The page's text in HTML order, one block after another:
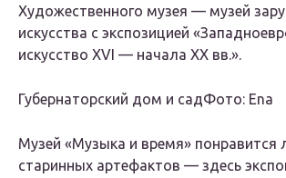
Художественного музея — музей
искусства с экспозицией
искусство XVI — начала XX вв.».
Губернаторский дом и садФото: Ena
Музей «Музыка и время» понравится
старинных артефактов — здесь